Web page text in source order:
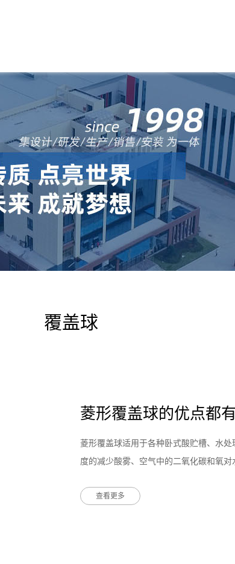
覆盖球
菱形覆盖球的优点都
菱形覆盖球适用于各种卧式酸贮槽、水
度的减少酸雾、空气中的二氧化碳和氧对
石油、化工、氯碱、煤气、冶炼、环保、
查看更多